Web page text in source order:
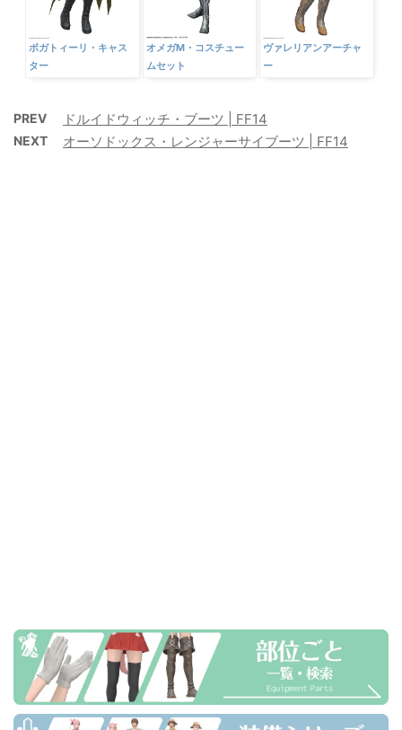
ボガトィーリ・キャス
ター
オメガM・コスチュー
ムセット
ヴァレリアンアーチャ
ー
PREV ドルイドウィッチ・ブーツ | FF14
NEXT オーソドックス・レンジャーサイブーツ | FF14